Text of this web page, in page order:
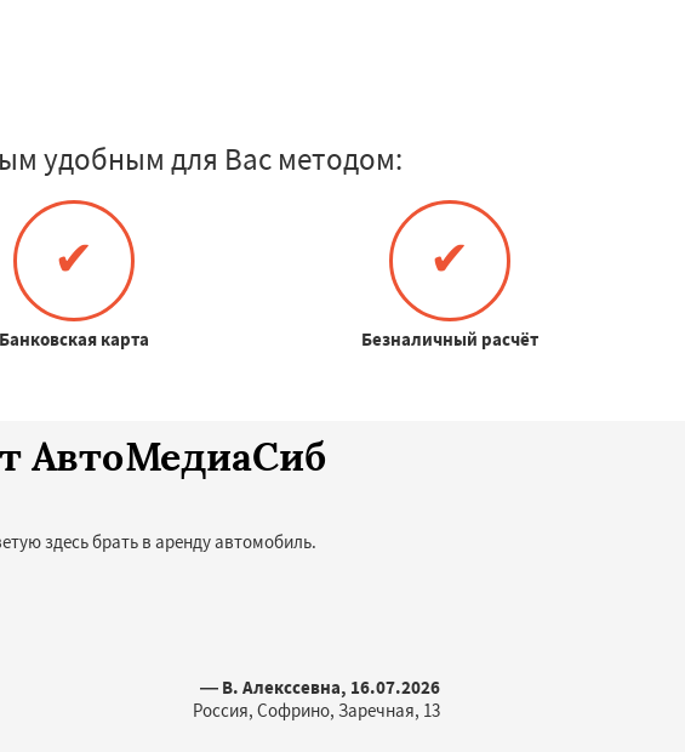
удобным для Вас методом:
✔
Банковская карта
✔
Безналичный расчёт
АвтоМедиаСиб
здесь брать в аренду автомобиль.
— В. Алекссевна, 16.07.2026
Россия, Софрино, Заречная, 13